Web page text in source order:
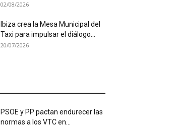
02/08/2026
Ibiza crea la Mesa Municipal del
Taxi para impulsar el diálogo...
20/07/2026
PSOE y PP pactan endurecer las
normas a los VTC en...